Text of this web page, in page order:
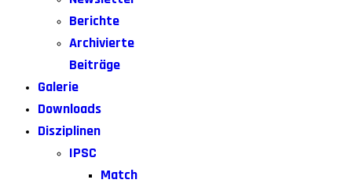
Berichte
Archivierte
Beiträge
Galerie
Downloads
Disziplinen
IPSC
Match